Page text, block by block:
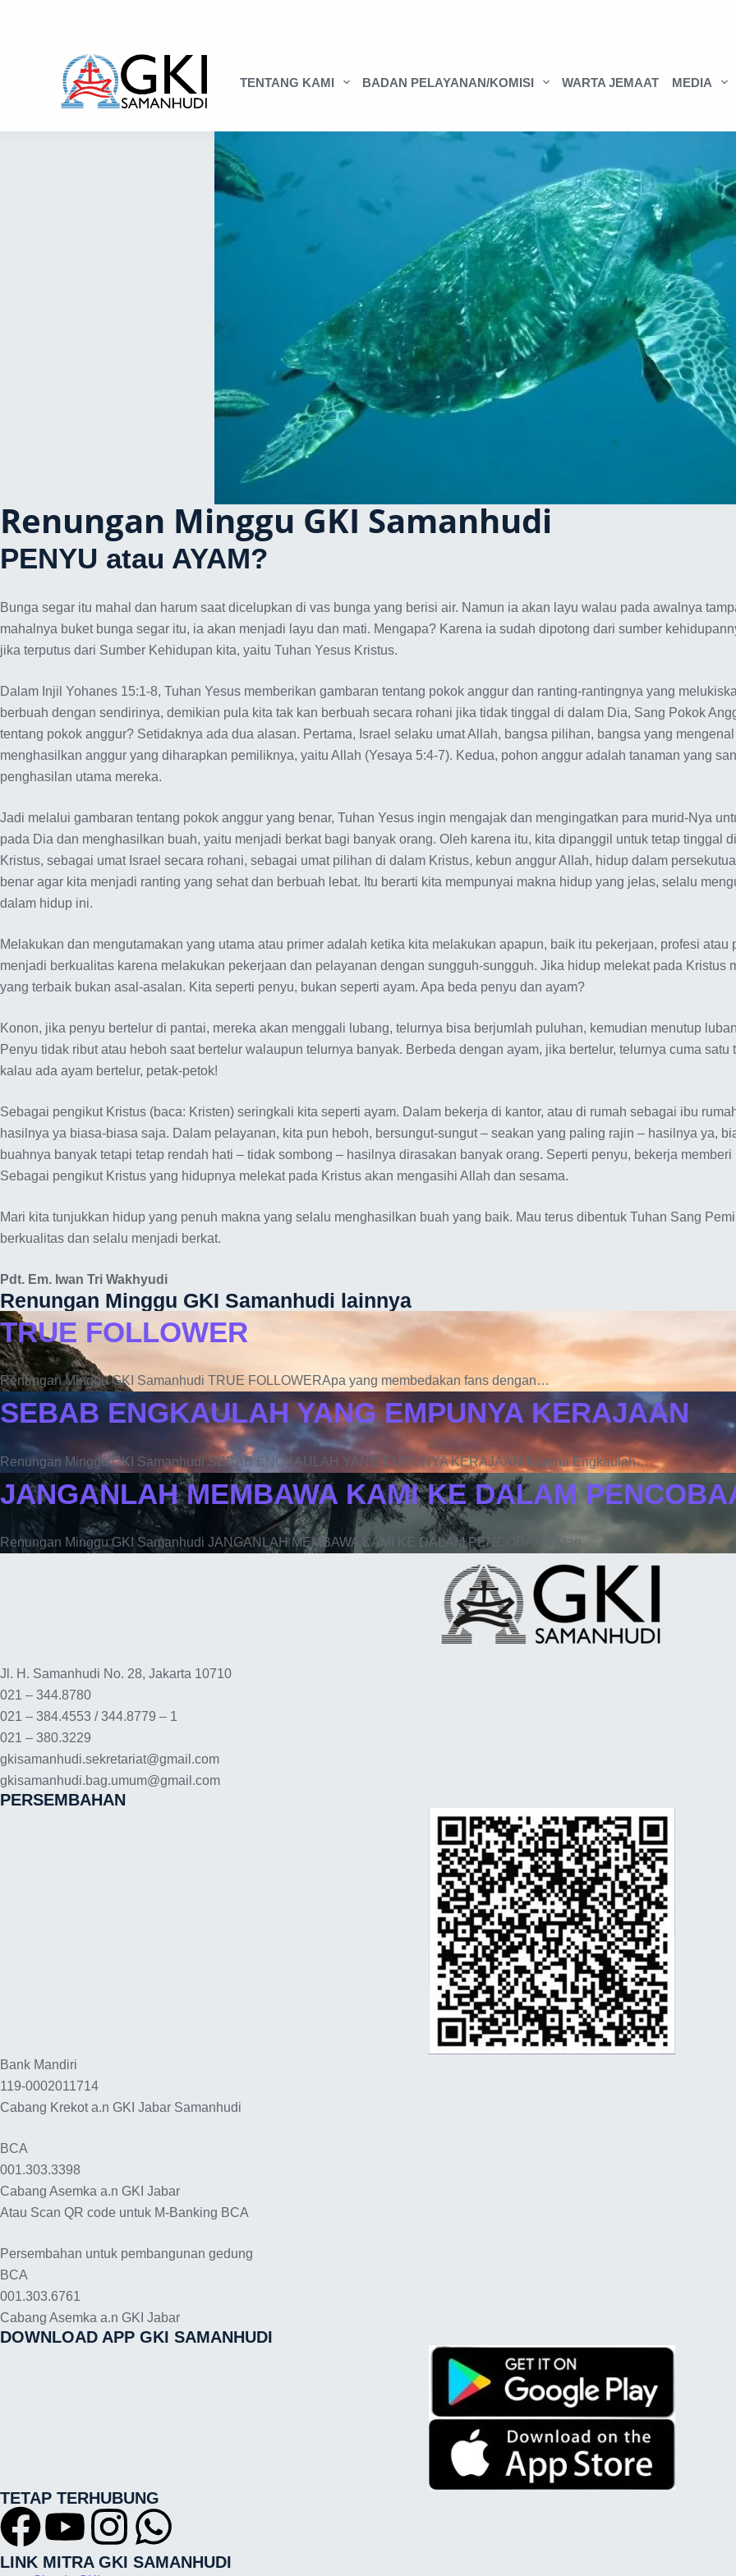
TENTANG KAMI BADAN PELAYANAN/KOMISI WARTA JEMAAT MEDIA
Renungan Minggu GKI Samanhudi
PENYU atau AYAM?
Bunga segar itu mahal dan harum saat dicelupkan di vas bunga yang berisi air. Namun ia akan layu walau pada awalnya
mahalnya buket bunga segar itu, ia akan menjadi layu dan mati. Mengapa? Karena ia sudah dipotong dari sumber
jika terputus dari Sumber Kehidupan kita, yaitu Tuhan Yesus Kristus.
Dalam Injil Yohanes 15:1-8, Tuhan Yesus memberikan gambaran tentang pokok anggur dan ranting-rantingnya yang
berbuah dengan sendirinya, demikian pula kita tak kan berbuah secara rohani jika tidak tinggal di dalam Dia, Sang Pokok
tentang pokok anggur? Setidaknya ada dua alasan. Pertama, Israel selaku umat Allah, bangsa pilihan, bangsa yang
menghasilkan anggur yang diharapkan pemiliknya, yaitu Allah (Yesaya 5:4-7). Kedua, pohon anggur adalah tanaman yang
penghasilan utama mereka.
Jadi melalui gambaran tentang pokok anggur yang benar, Tuhan Yesus ingin mengajak dan mengingatkan para murid-Nya
pada Dia dan menghasilkan buah, yaitu menjadi berkat bagi banyak orang. Oleh karena itu, kita dipanggil untuk tetap tinggal
Kristus, sebagai umat Israel secara rohani, sebagai umat pilihan di dalam Kristus, kebun anggur Allah, hidup dalam
benar agar kita menjadi ranting yang sehat dan berbuah lebat. Itu berarti kita mempunyai makna hidup yang jelas, selalu
dalam hidup ini.
Melakukan dan mengutamakan yang utama atau primer adalah ketika kita melakukan apapun, baik itu pekerjaan, profesi
menjadi berkualitas karena melakukan pekerjaan dan pelayanan dengan sungguh-sungguh. Jika hidup melekat pada
yang terbaik bukan asal-asalan. Kita seperti penyu, bukan seperti ayam. Apa beda penyu dan ayam?
Konon, jika penyu bertelur di pantai, mereka akan menggali lubang, telurnya bisa berjumlah puluhan, kemudian menutup
Penyu tidak ribut atau heboh saat bertelur walaupun telurnya banyak. Berbeda dengan ayam, jika bertelur, telurnya cuma
kalau ada ayam bertelur, petak-petok!
Sebagai pengikut Kristus (baca: Kristen) seringkali kita seperti ayam. Dalam bekerja di kantor, atau di rumah sebagai ibu
hasilnya ya biasa-biasa saja. Dalam pelayanan, kita pun heboh, bersungut-sungut – seakan yang paling rajin – hasilnya ya,
buahnya banyak tetapi tetap rendah hati – tidak sombong – hasilnya dirasakan banyak orang. Seperti penyu, bekerja
Sebagai pengikut Kristus yang hidupnya melekat pada Kristus akan mengasihi Allah dan sesama.
Mari kita tunjukkan hidup yang penuh makna yang selalu menghasilkan buah yang baik. Mau terus dibentuk Tuhan Sang
berkualitas dan selalu menjadi berkat.
Pdt. Em. Iwan Tri Wakhyudi
Renungan Minggu GKI Samanhudi lainnya
TRUE FOLLOWER
Renungan Minggu GKI Samanhudi TRUE FOLLOWERApa yang membedakan fans dengan…
SEBAB ENGKAULAH YANG EMPUNYA KERAJAAN
Renungan Minggu GKI Samanhudi SEBAB ENGKAULAH YANG EMPUNYA KERAJAAN“Karena Engkaulah…
JANGANLAH MEMBAWA KAMI KE DALAM
Renungan Minggu GKI Samanhudi JANGANLAH MEMBAWA KAMI KE DALAM PENCOBAAN“Dan…
Jl. H. Samanhudi No. 28, Jakarta 10710
021 – 344.8780
021 – 384.4553 / 344.8779 – 1
021 – 380.3229
gkisamanhudi.sekretariat@gmail.com
gkisamanhudi.bag.umum@gmail.com
PERSEMBAHAN
Bank Mandiri
119-0002011714
Cabang Krekot a.n GKI Jabar Samanhudi
BCA
001.303.3398
Cabang Asemka a.n GKI Jabar
Atau Scan QR code untuk M-Banking BCA
Persembahan untuk pembangunan gedung
BCA
001.303.6761
Cabang Asemka a.n GKI Jabar
DOWNLOAD APP GKI SAMANHUDI
TETAP TERHUBUNG
LINK MITRA GKI SAMANHUDI